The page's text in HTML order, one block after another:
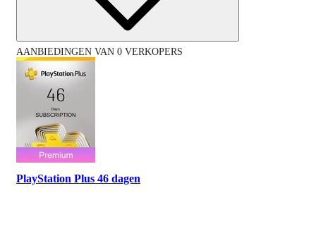
AANBIEDINGEN VAN 0 VERKOPERS
PlayStation Plus 46 dagen